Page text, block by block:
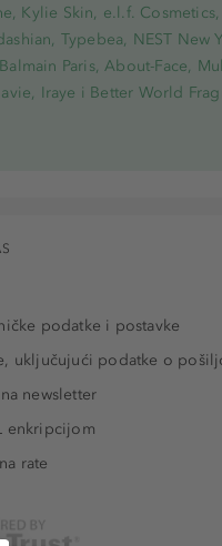
Kylie Skin, e.l.f.
Typebea, NEST New
Paris, About-Face,
Iraye i Better World
podatke i postavke
uključujući podatke o
newsletter
enkripcijom
rate